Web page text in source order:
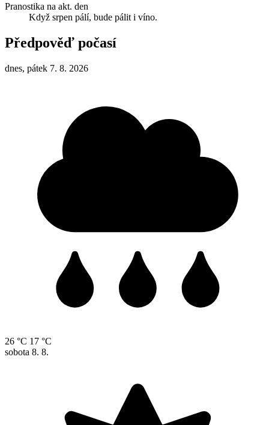
Pranostika na akt. den
Když srpen pálí, bude pálit i víno.
Předpověď počasí
dnes, pátek 7. 8. 2026
26 °C 17 °C
sobota 8. 8.